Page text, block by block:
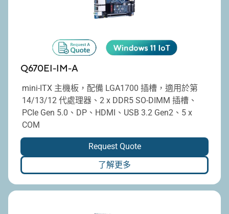
Q670EI-IM-A
mini-ITX 主機板，配備 LGA1700 插槽，適用於第
14/13/12 代處理器、2 x DDR5 SO-DIMM 插槽、
PCIe Gen 5.0、DP、HDMI、USB 3.2 Gen2、5 x
COM
Request Quote
了解更多